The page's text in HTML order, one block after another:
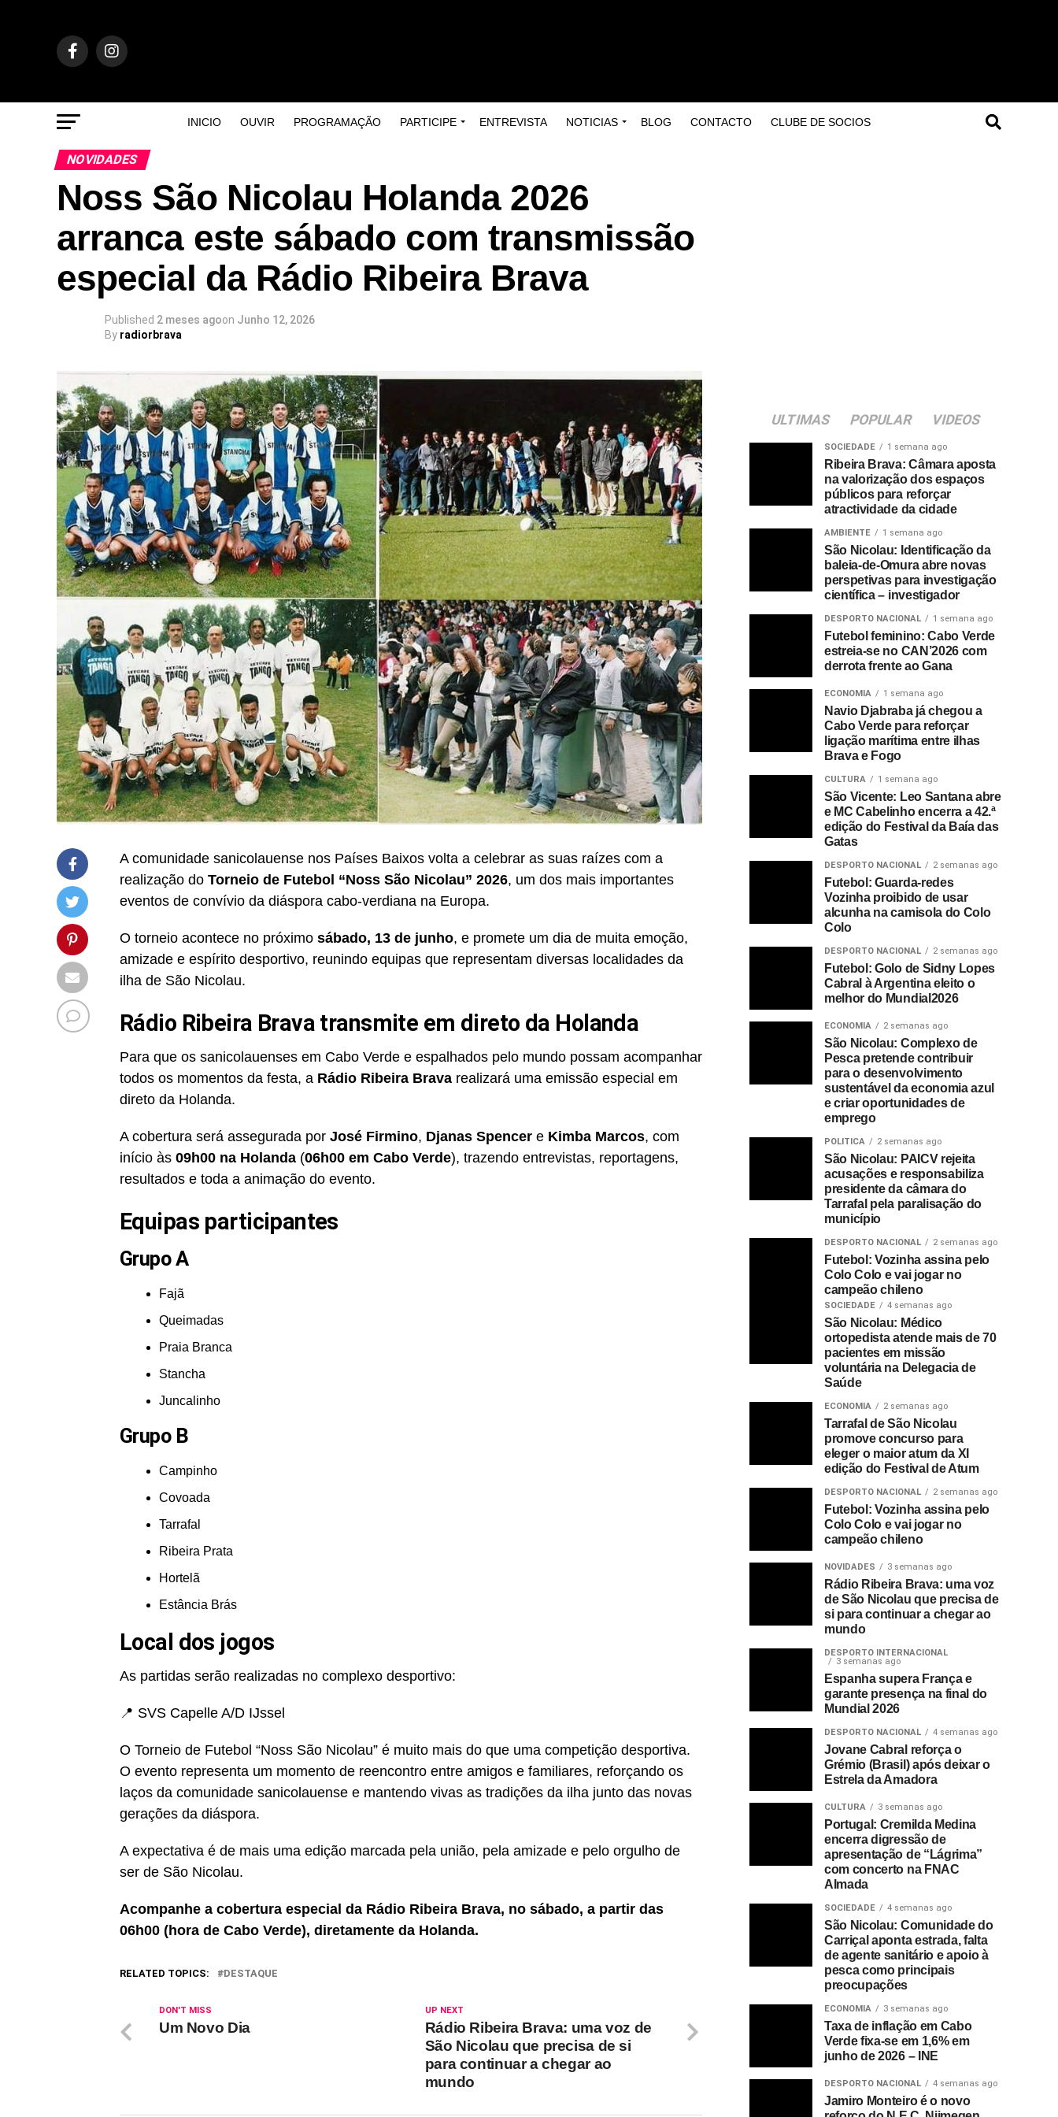
INICIO OUVIR PROGRAMAÇÃO PARTICIPE ENTREVISTA NOTICIAS BLOG CONTACTO CLUBE DE SOCIOS
NOVIDADES
Noss São Nicolau Holanda 2026
arranca este sábado com transmissão
especial da Rádio Ribeira Brava
Published 2 meses agoon Junho 12, 2026
By radiorbrava
A comunidade sanicolauense nos Países Baixos volta a celebrar as suas raízes com a
realização do Torneio de Futebol “Noss São Nicolau” 2026, um dos mais importantes
eventos de convívio da diáspora cabo-verdiana na Europa.
O torneio acontece no próximo sábado, 13 de junho, e promete um dia de muita emoção,
amizade e espírito desportivo, reunindo equipas que representam diversas localidades da
ilha de São Nicolau.
Rádio Ribeira Brava transmite em direto da Holanda
Para que os sanicolauenses em Cabo Verde e espalhados pelo mundo possam acompanhar
todos os momentos da festa, a Rádio Ribeira Brava realizará uma emissão especial em
direto da Holanda.
A cobertura será assegurada por José Firmino, Djanas Spencer e Kimba Marcos, com
início às 09h00 na Holanda (06h00 em Cabo Verde), trazendo entrevistas, reportagens,
resultados e toda a animação do evento.
Equipas participantes
Grupo A
Fajã
Queimadas
Praia Branca
Stancha
Juncalinho
Grupo B
Campinho
Covoada
Tarrafal
Ribeira Prata
Hortelã
Estância Brás
Local dos jogos
As partidas serão realizadas no complexo desportivo:
📍 SVS Capelle A/D IJssel
O Torneio de Futebol “Noss São Nicolau” é muito mais do que uma competição desportiva.
O evento representa um momento de reencontro entre amigos e familiares, reforçando os
laços da comunidade sanicolauense e mantendo vivas as tradições da ilha junto das novas
gerações da diáspora.
A expectativa é de mais uma edição marcada pela união, pela amizade e pelo orgulho de
ser de São Nicolau.
Acompanhe a cobertura especial da Rádio Ribeira Brava, no sábado, a partir das
06h00 (hora de Cabo Verde), diretamente da Holanda.
RELATED TOPICS: DESTAQUE
UP NEXT
Rádio Ribeira Brava: uma voz de
São Nicolau que precisa de si
para continuar a chegar ao
mundo
DON'T MISS
Um Novo Dia
ULTIMAS POPULAR VIDEOS
SOCIEDADE 1 semana ago
Ribeira Brava: Câmara aposta
na valorização dos espaços
públicos para reforçar
atractividade da cidade
AMBIENTE 1 semana ago
São Nicolau: Identificação da
baleia-de-Omura abre novas
perspetivas para investigação
científica – investigador
DESPORTO NACIONAL 1 semana ago
Futebol feminino: Cabo Verde
estreia-se no CAN’2026 com
derrota frente ao Gana
ECONOMIA 1 semana ago
Navio Djabraba já chegou a
Cabo Verde para reforçar
ligação marítima entre ilhas
Brava e Fogo
CULTURA 1 semana ago
São Vicente: Leo Santana abre
e MC Cabelinho encerra a 42.ª
edição do Festival da Baía das
Gatas
DESPORTO NACIONAL 2 semanas ago
Futebol: Guarda-redes
Vozinha proibido de usar
alcunha na camisola do Colo
Colo
DESPORTO NACIONAL 2 semanas ago
Futebol: Golo de Sidny Lopes
Cabral à Argentina eleito o
melhor do Mundial2026
ECONOMIA 2 semanas ago
São Nicolau: Complexo de
Pesca pretende contribuir
para o desenvolvimento
sustentável da economia azul
e criar oportunidades de
emprego
POLITICA 2 semanas ago
São Nicolau: PAICV rejeita
acusações e responsabiliza
presidente da câmara do
Tarrafal pela paralisação do
município
DESPORTO NACIONAL 2 semanas ago
Futebol: Vozinha assina pelo
Colo Colo e vai jogar no
campeão chileno
SOCIEDADE 4 semanas ago
São Nicolau: Médico
ortopedista atende mais de 70
pacientes em missão
voluntária na Delegacia de
Saúde
ECONOMIA 2 semanas ago
Tarrafal de São Nicolau
promove concurso para
eleger o maior atum da XI
edição do Festival de Atum
DESPORTO NACIONAL 2 semanas ago
Futebol: Vozinha assina pelo
Colo Colo e vai jogar no
campeão chileno
NOVIDADES 3 semanas ago
Rádio Ribeira Brava: uma voz
de São Nicolau que precisa de
si para continuar a chegar ao
mundo
DESPORTO INTERNACIONAL
3 semanas ago
Espanha supera França e
garante presença na final do
Mundial 2026
DESPORTO NACIONAL 4 semanas ago
Jovane Cabral reforça o
Grémio (Brasil) após deixar o
Estrela da Amadora
CULTURA 3 semanas ago
Portugal: Cremilda Medina
encerra digressão de
apresentação de “Lágrima”
com concerto na FNAC
Almada
SOCIEDADE 4 semanas ago
São Nicolau: Comunidade do
Carriçal aponta estrada, falta
de agente sanitário e apoio à
pesca como principais
preocupações
ECONOMIA 3 semanas ago
Taxa de inflação em Cabo
Verde fixa-se em 1,6% em
junho de 2026 – INE
DESPORTO NACIONAL 4 semanas ago
Jamiro Monteiro é o novo